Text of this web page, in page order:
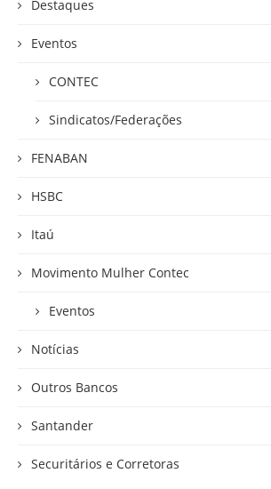
Destaques
Eventos
CONTEC
Sindicatos/Federações
FENABAN
HSBC
Itaú
Movimento Mulher Contec
Eventos
Notícias
Outros Bancos
Santander
Securitários e Corretoras